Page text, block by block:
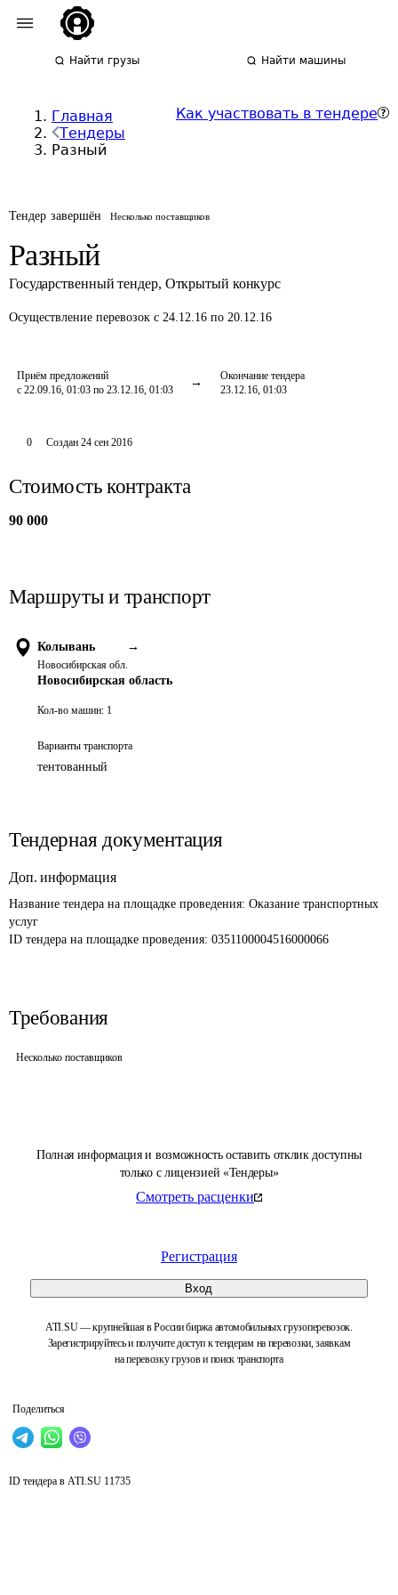
Найти грузы Найти машины
Главная
Тендеры
Разный
Как участвовать в тендере
Тендер завершён Несколько поставщиков
Разный
Государственный тендер, Открытый конкурс
Осуществление перевозок с 24.12.16 по 20.12.16
Приём предложений
с 22.09.16, 01:03 по 23.12.16, 01:03
Окончание тендера
23.12.16, 01:03
Полная информация и возможность оставить отклик доступны
только с лицензией «Тендеры»
Смотреть расценки
Регистрация
Вход
ATI.SU — крупнейшая в России биржа автомобильных грузоперевозок.
Зарегистрируйтесь и получите доступ к тендерам на перевозки, заявкам
на перевозку грузов и поиск транспорта
Поделиться
0 Создан 24 сен 2016
Стоимость контракта
90 000
Маршруты и транспорт
Колывань →
Новосибирская обл.
Новосибирская область
Кол-во машин: 1
Варианты транспорта
тентованный
Тендерная документация
Доп. информация
Название тендера на площадке проведения: Оказание транспортных
услуг
ID тендера на площадке проведения: 0351100004516000066
Требования
Несколько поставщиков
ID тендера в ATI.SU 11735